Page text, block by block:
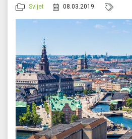
Svijet 08.03.2019.